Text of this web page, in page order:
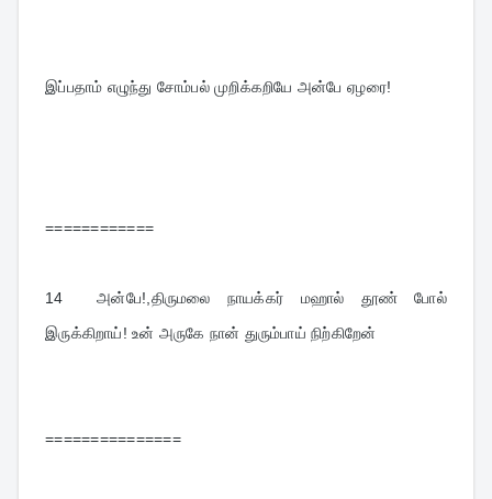
இப்பதாம் எழுந்து சோம்பல் முறிக்கறியே அன்பே ஏழரை!
============
14 அன்பே!,திருமலை நாயக்கர் மஹால் தூண் போல்
இருக்கிறாய்! உன் அருகே நான் துரும்பாய் நிற்கிறேன்
===============